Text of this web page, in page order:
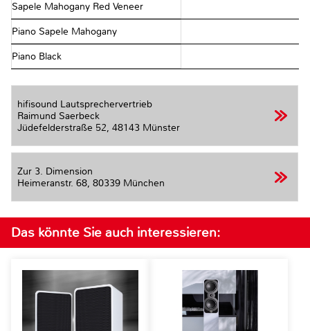
Sapele Mahogany Red Veneer
Piano Sapele Mahogany
Piano Black
hifisound Lautsprechervertrieb
Raimund Saerbeck
Jüdefelderstraße 52, 48143 Münster
Zur 3. Dimension
Heimeranstr. 68, 80339 München
Das könnte Sie auch interessieren: